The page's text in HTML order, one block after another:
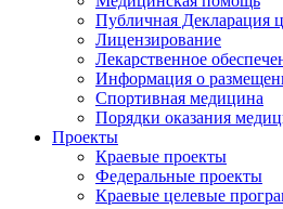
Публичная Декларация
Лицензирование
Лекарственное
Информация о
Спортивная медицина
Порядки оказания
Проекты
Краевые проекты
Федеральные проекты
Краевые целевые